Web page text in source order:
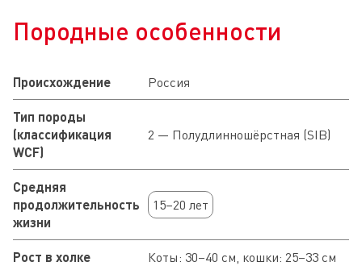
Породные особенности
Происхождение Россия
Тип породы
(классификация
WCF)
2 — Полудлинношёрстная (SIB)
Средняя
продолжительность
жизни
15–20 лет
Рост в холке Коты: 30–40 см, кошки: 25–33 см